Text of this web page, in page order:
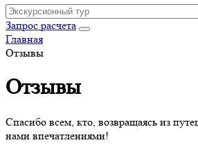
Запрос расчета
Главная
Отзывы
Отзывы
Спасибо всем, кто, возвращаясь из
нами впечатлениями!